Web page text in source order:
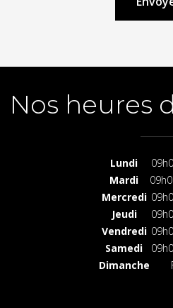
Nos heures
Lundi
Mardi
Mercredi
Jeudi
Vendredi
Samedi
Dimanche